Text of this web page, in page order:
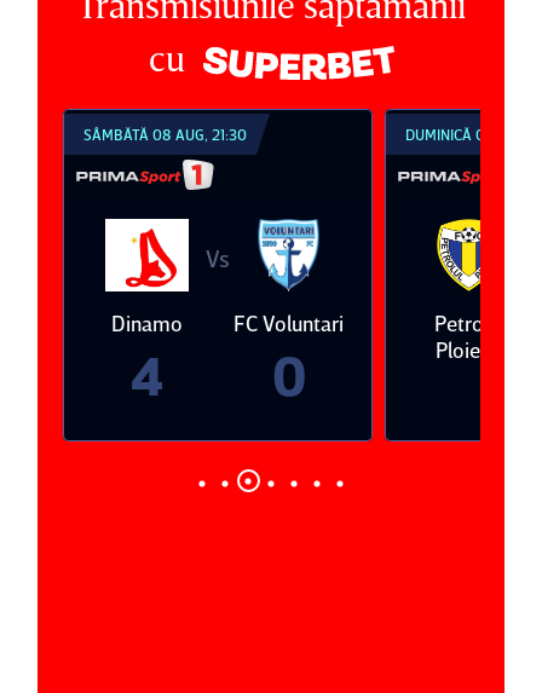
cu
SÂMBĂTĂ 08 AUG, 21:30
Dinamo
4
Vs
FC Voluntari
0
DUMINICĂ 09 AUG,
Petrolul
Ploieşti